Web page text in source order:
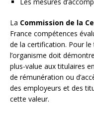
La Commission de la
France compétences
de la certification. Pour
l’organisme doit
plus-value aux titulaires
de rémunération ou
des employeurs et des
cette valeur.